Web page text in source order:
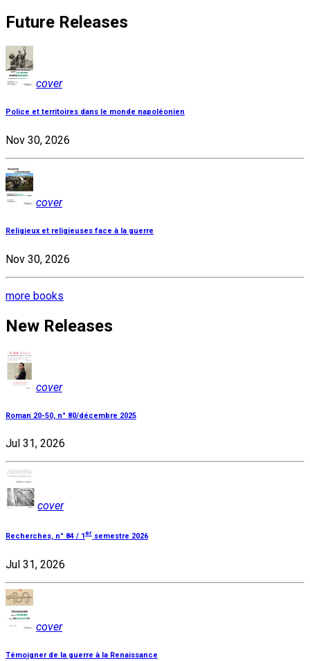
Future Releases
cover
Police et territoires dans le monde napoléonien
Nov 30, 2026
cover
Religieux et religieuses face à la guerre
Nov 30, 2026
more books
New Releases
cover
Roman 20-50, n° 80/décembre 2025
Jul 31, 2026
cover
Recherches, n° 84 / 1er semestre 2026
Jul 31, 2026
cover
Témoigner de la guerre à la Renaissance